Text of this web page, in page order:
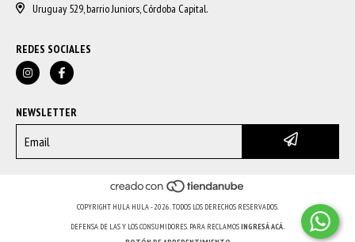
Uruguay 529, barrio Juniors, Córdoba Capital.
REDES SOCIALES
NEWSLETTER
COPYRIGHT HULA HULA - 2026. TODOS LOS DERECHOS RESERVADOS.
DEFENSA DE LAS Y LOS CONSUMIDORES. PARA RECLAMOSINGRESÁ ACÁ.